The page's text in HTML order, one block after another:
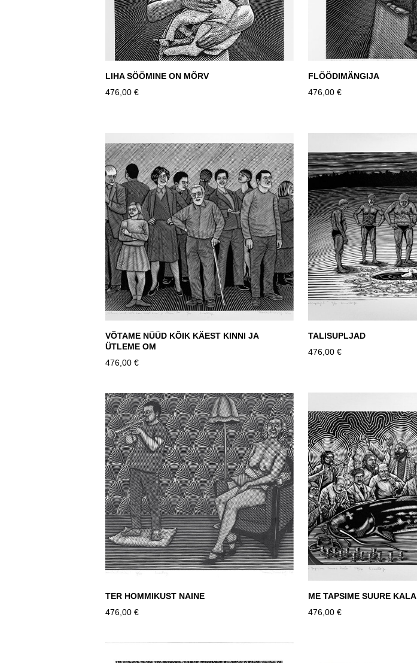
LIHA SÖÖMINE ON MÕRV
476,00 €
FLÖÖDIMÄNGIJA
476,00 €
VÕTAME NÜÜD KÕIK KÄEST KINNI JA
ÜTLEME OM
476,00 €
TALISUPLJAD
476,00 €
TER HOMMIKUST NAINE
476,00 €
ME TAPSIME SUURE KALA
476,00 €